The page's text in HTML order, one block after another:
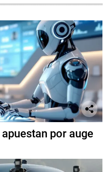
por auge